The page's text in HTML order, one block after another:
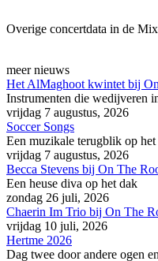
Overige concertdata in de
meer nieuws
Het AlMaghoot kwintet bij
Instrumenten die wedijveren
vrijdag 7 augustus, 2026
Soccer Songs
Een muzikale terugblik op
vrijdag 7 augustus, 2026
Becca Stevens bij On The
Een heuse diva op het dak
zondag 26 juli, 2026
Chaerin Im Trio bij On The
vrijdag 10 juli, 2026
Hertme 2026
Dag twee door andere ogen